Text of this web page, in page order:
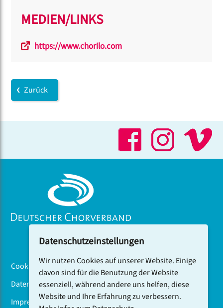
MEDIEN/LINKS
https://www.chorilo.com
Zurück
Cookiebanner
Datenschutz
Impressum
Datenschutzeinstellungen
Wir nutzen Cookies auf unserer Website. Einige
davon sind für die Benutzung der Website
essenziell, während andere uns helfen, diese
Website und Ihre Erfahrung zu verbessern.